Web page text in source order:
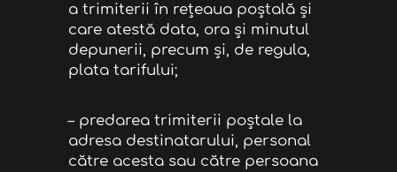
a trimiterii în reţeaua poştală şi
care atestă data, ora și minutul
depunerii, precum şi, de regula,
plata tarifului;
– predarea trimiterii poştale la
adresa destinatarului, personal
către acesta sau către persoana